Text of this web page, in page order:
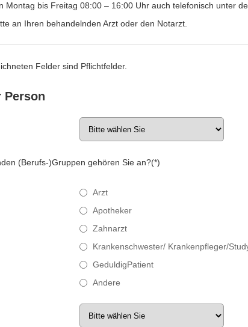
Montag bis Freitag 08:00 – 16:00 Uhr auch telefonisch unter
an Ihren behandelnden Arzt oder den Notarzt.
Felder sind Pflichtfelder.
Person
(Berufs-)Gruppen gehören Sie an?(*)
Arzt
Apotheker
Zahnarzt
Krankenschwester/ Krankenpfleger/
GeduldigPatient
Andere